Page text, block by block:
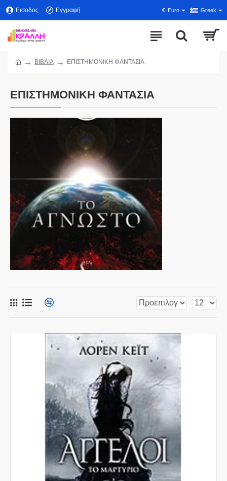
Εισοδος Εγγραφή € Euro Greek
ΒΙΒΛΙΑ ΕΠΙΣΤΗΜΟΝΙΚΗ ΦΑΝΤΑΣΙΑ
ΕΠΙΣΤΗΜΟΝΙΚΗ ΦΑΝΤΑΣΙΑ